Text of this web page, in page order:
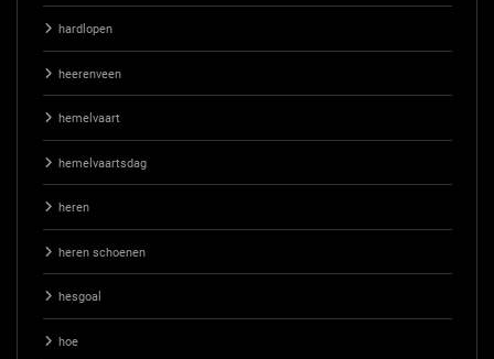
hardlopen
heerenveen
hemelvaart
hemelvaartsdag
heren
heren schoenen
hesgoal
hoe